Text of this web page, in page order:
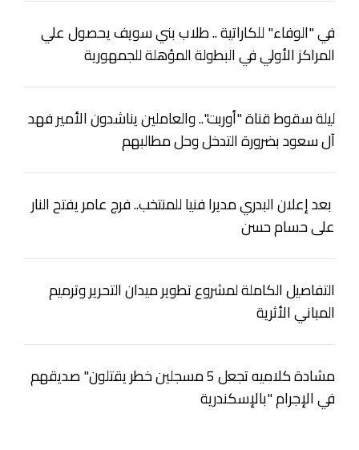
في "الوفاء" للكاراتية .. طلاب بني سويف يحصول علي
المراكز الأولي في البطولة المؤهلة للجمهورية
ليلة سقوط قناة "أوربت".. والعاملين يناشدون الأمير فهد
آل سعود بضرورة التدخل وحل مطالبهم
‏ بعد إعلان البدري مديرا فنيا للمنتخب.. فرج عامر يفتح النار
على حسام حسن
التفاصيل الكاملة لمشروع تطوير ميدان التحرير وترميم
المباني الأثرية
مشادة كلاميه تجعل 5 مسجلين خطر يقتلون" صديقهم
في الإجرام "بالإسكندرية